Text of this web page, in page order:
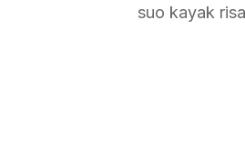
suo kayak